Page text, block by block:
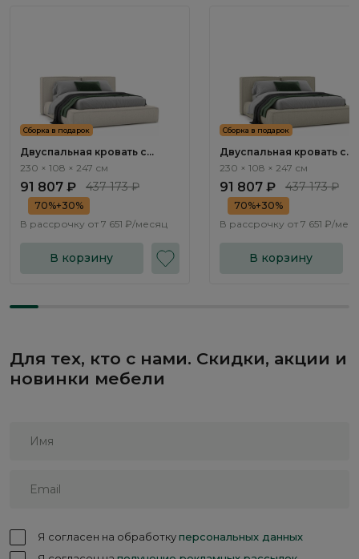
Сборка в подарок
Двуспальная кровать с
подъемным механизмом
NK264.01
230 × 108 × 247 см
91 807 ₽ 437 173 ₽
70%+30%
В рассрочку от 7 651 ₽/месяц
В корзину
Сборка в подарок
Двуспальная кровать с
подъемным механизмом
NK264.02
230 × 108 × 247 см
91 807 ₽ 437 173 ₽
70%+30%
В рассрочку от 7 651 ₽/
В корзину
Для тех, кто с нами. Скидки, акции и
новинки мебели
Я согласен на обработкуперсональных данных